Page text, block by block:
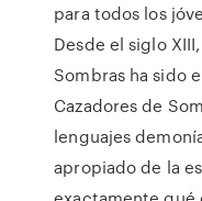
para todos los
Desde el siglo
Sombras ha sido
Cazadores de
lenguajes
apropiado de la